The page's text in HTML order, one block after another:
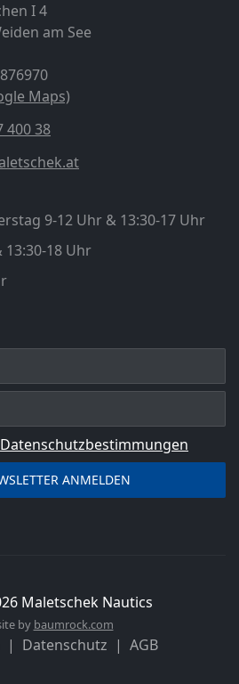
I 4
am See
Maps)
400 38
9-12 Uhr & 13:30-17 Uhr
13:30-18 Uhr
Datenschutz­bestimmungen
Maletschek Nautics
by baumrock.com
Datenschutz AGB